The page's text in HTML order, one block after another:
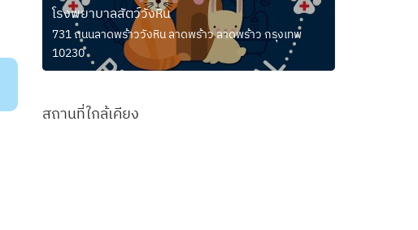
โรงพยาบาลสัตว์วังหิน
731 ถนนลาดพร้าววังหิน ลาดพร้าว ลาดพร้าว กรุงเทพ
10230
สถานที่ใกล้เคียง